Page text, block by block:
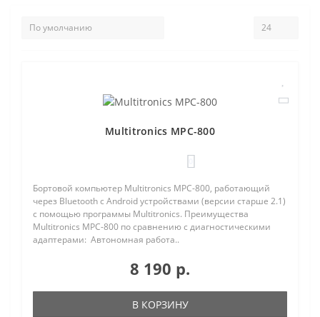
Multitronics MPC-800
Бортовой компьютер Multitronics MPC-800, работающий
через Bluetooth с Android устройствами (версии старше 2.1)
с помощью программы Multitronics. Преимущества
Multitronics MPC-800 по сравнению с диагностическими
адаптерами: Автономная работа..
8 190 р.
В КОРЗИНУ